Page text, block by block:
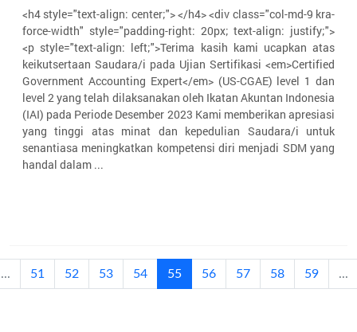
<h4 style="text-align: center;"> </h4> <div class="col-md-9 kra-
force-width" style="padding-right: 20px; text-align: justify;">
<p style="text-align: left;">Terima kasih kami ucapkan atas
keikutsertaan Saudara/i pada Ujian Sertifikasi <em>Certified
Government Accounting Expert</em> (US-CGAE) level 1 dan
level 2 yang telah dilaksanakan oleh Ikatan Akuntan Indonesia
(IAI) pada Periode Desember 2023 Kami memberikan apresiasi
yang tinggi atas minat dan kepedulian Saudara/i untuk
senantiasa meningkatkan kompetensi diri menjadi SDM yang
handal dalam ...
... 51 52 53 54 55(current)
56 57 58 59 ...